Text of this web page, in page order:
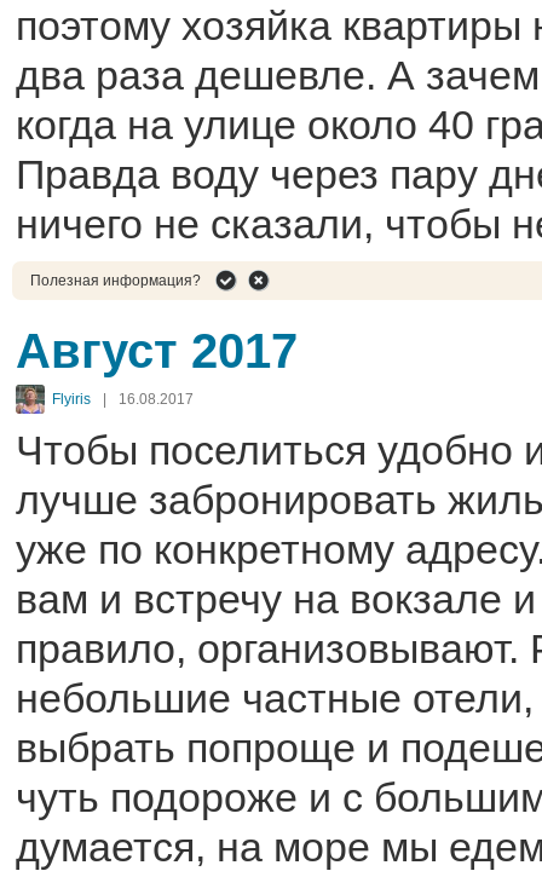
поэтому хозяйка
два раза дешевле. А зачем
когда на улице около 40
Правда воду через пару
ничего не сказали, чтобы
Полезная информация?
Август 2017
Flyiris | 16.08.2017
Чтобы поселиться удобно
лучше забронировать
уже по конкретному
вам и встречу на вокзале
правило,
небольшие частные
выбрать попроще и
чуть подороже и с
думается, на море мы